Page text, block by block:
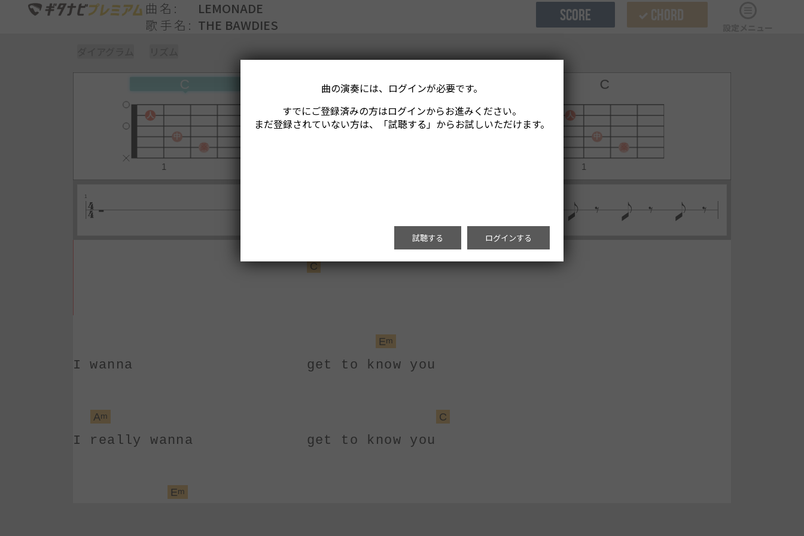
曲名
LEMONADE
歌手名
THE BAWDIES
SCORE CHORD
曲の演奏には、ログインが必要です。
すでにご登録済みの方はログインからお進みください。
まだ登録されていない方は、「試聴する」からお試しいただけます。
試聴する ログインする